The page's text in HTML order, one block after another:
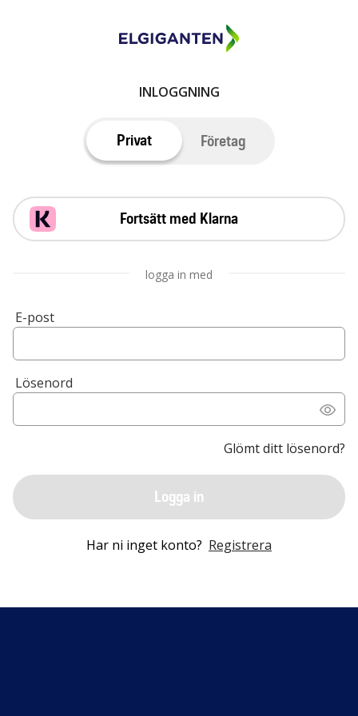
INLOGGNING
Privat Företag
Fortsätt med Klarna
logga in med
E-post
Lösenord
Glömt ditt lösenord?
Logga in
Har ni inget konto? Registrera